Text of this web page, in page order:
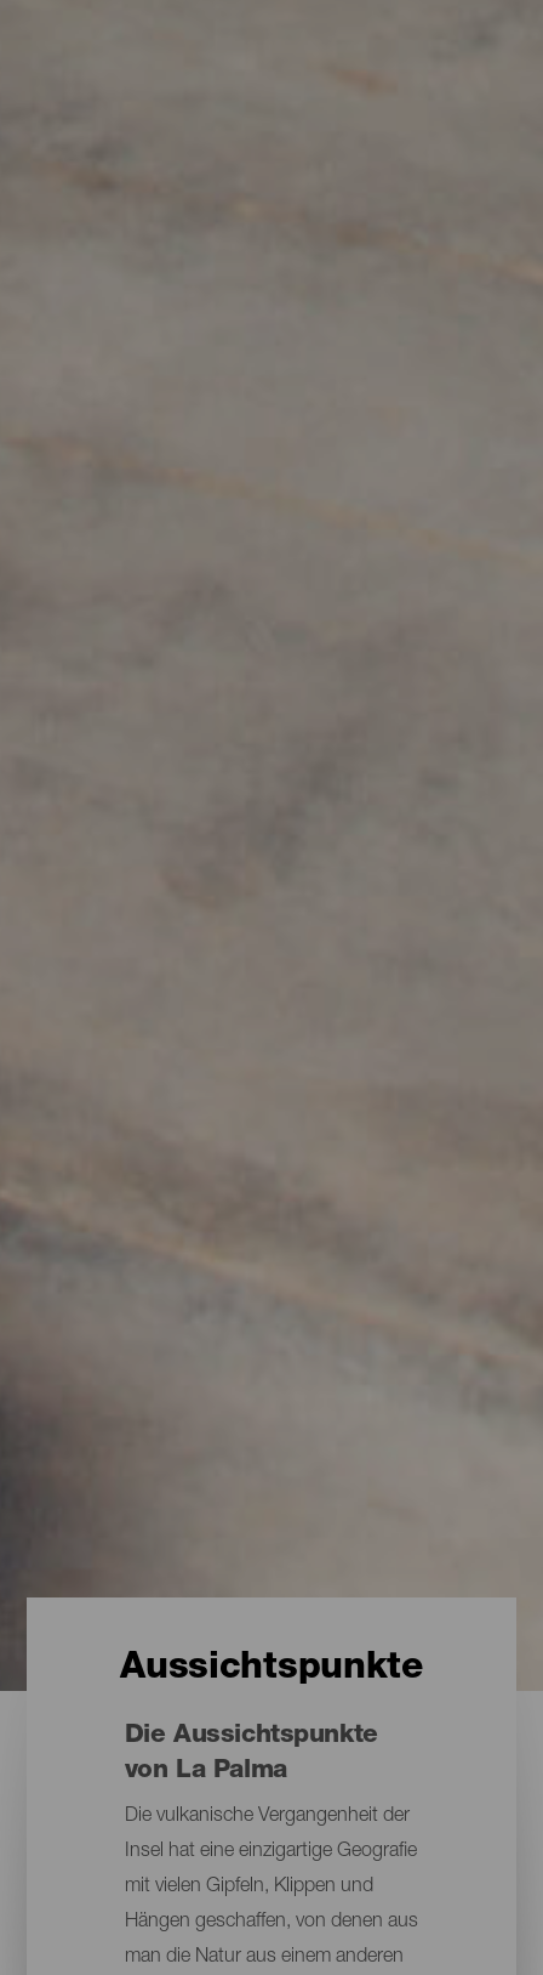
Aussichtspunkte
Die Aussichtspunkte
von La Palma
Die vulkanische Vergangenheit der
Insel hat eine einzigartige Geografie
mit vielen Gipfeln, Klippen und
Hängen geschaffen, von denen aus
man die Natur aus einem anderen